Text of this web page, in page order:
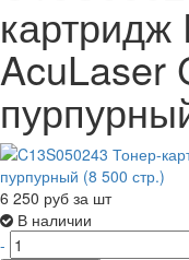
картридж
AcuLaser
6 250 руб за шт
В наличии
-